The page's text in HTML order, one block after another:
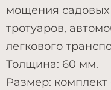
мощения
тротуаров,
легкового
Толщина: 60 мм.
Размер: комплект